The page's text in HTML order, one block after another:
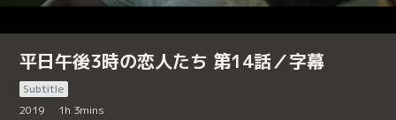
平日午後3時の恋人たち 第14話／字幕
Subtitle
2019
1h 3mins